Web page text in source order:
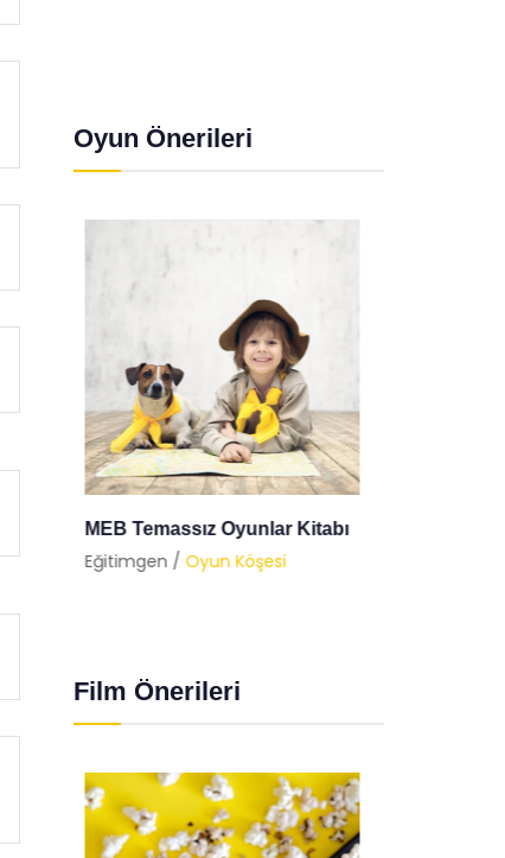
Oyun Önerileri
Nostaljik 6 Oyunla
Çocukluğunuza Dönmeye Ne
Dersiniz?
Film Önerileri